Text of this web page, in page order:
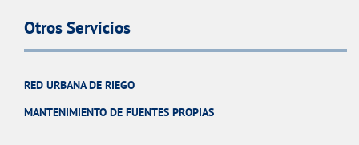
Otros Servicios
RED URBANA DE RIEGO
MANTENIMIENTO DE FUENTES PROPIAS